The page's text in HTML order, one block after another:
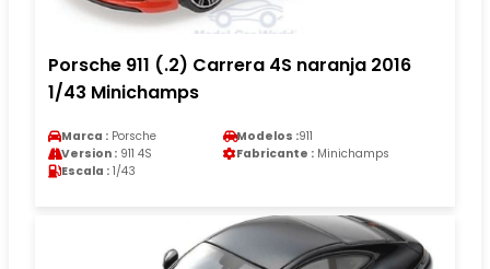
Porsche 911 (.2) Carrera 4S naranja 2016
1/43 Minichamps
Marca : Porsche Modelos :911
Version : 911 4S Fabricante : Minichamps
Escala : 1/43